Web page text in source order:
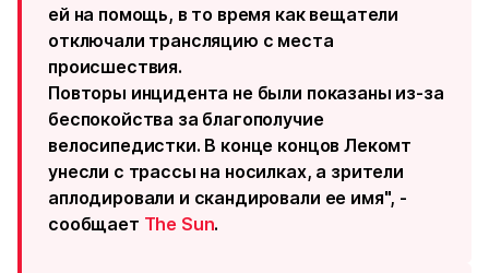
ей на помощь, в то время как вещатели
отключали трансляцию с места
происшествия.
Повторы инцидента не были показаны из-за
беспокойства за благополучие
велосипедистки. В конце концов Лекомт
унесли с трассы на носилках, а зрители
аплодировали и скандировали ее имя", -
сообщает The Sun.